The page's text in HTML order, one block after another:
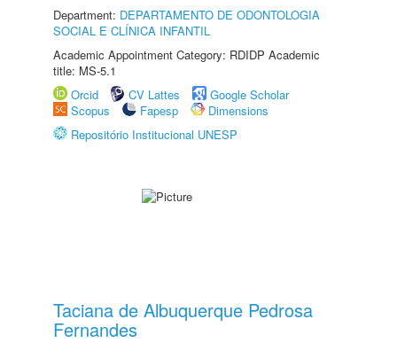
Department: DEPARTAMENTO DE ODONTOLOGIA
SOCIAL E CLÍNICA INFANTIL
Academic Appointment Category: RDIDP Academic
title: MS-5.1
Orcid
CV Lattes
Google Scholar
Scopus
Fapesp
Dimensions
Repositório Institucional UNESP
Taciana de Albuquerque Pedrosa
Fernandes